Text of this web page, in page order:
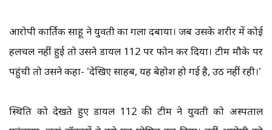
आरोपी कार्तिक साहू ने युवती का गला दबाया। जब उसके शरीर में कोई
हलचल नहीं हुई तो उसने डायल 112 पर फोन कर दिया। टीम मौके पर
पहुंची तो उसने कहा- 'देखिए साहब, यह बेहोश हो गई है, उठ नहीं रही।'
स्थिति को देखते हुए डायल 112 की टीम ने युवती को अस्पताल